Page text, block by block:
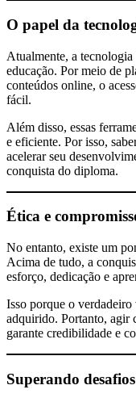
O papel da
Atualmente, a
educação. Por meio de
conteúdos online, o
fácil.
Além disso, essas
e eficiente. Por isso,
acelerar seu
conquista do diploma.
Ética e
No entanto, existe um
Acima de tudo, a
esforço, dedicação e
Isso porque o
adquirido. Portanto, agir
garante credibilidade e
Superando